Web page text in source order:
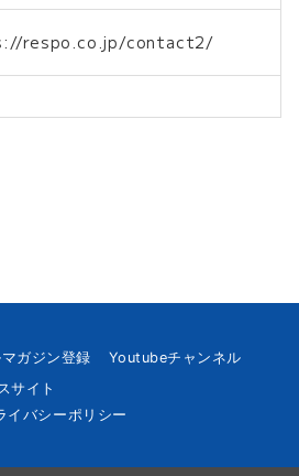
respo.co.jp/contact2/
ガジン登録
Youtubeチャンネル
サイト
イバシーポリシー